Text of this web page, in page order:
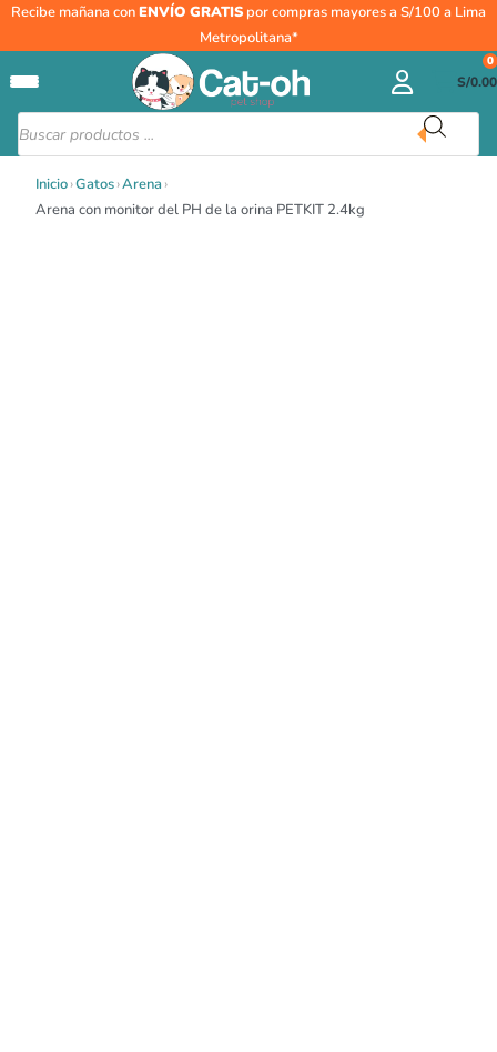
Recibe mañana conENVÍO GRATIS por compras mayores a S/100 a Lima
Metropolitana*
Búsqueda
de
productos
S/0.00
0
Inicio›Gatos›Arena ›
Arena con monitor del PH de la orina PETKIT 2.4kg
Arena
del
PH
de
orina
PETKIT